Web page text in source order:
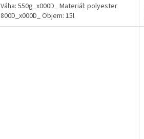
Váha: 550g_x000D_ Materiál: polyester
800D_x000D_ Objem: 15l